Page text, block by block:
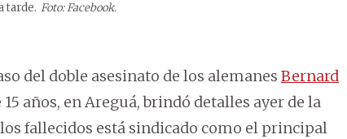
tarde. Foto: Facebook.
del doble asesinato de los alemanes Bernard
15 años, en Areguá, brindó detalles ayer de la
fallecidos está sindicado como el principal